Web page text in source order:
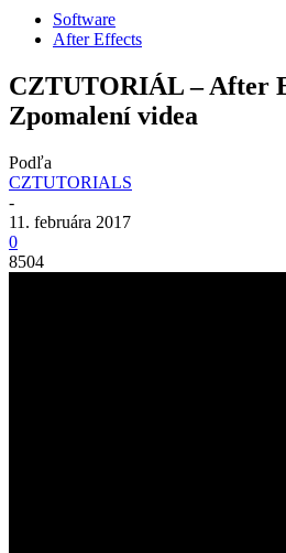
Software
After Effects
CZTUTORIÁL – After
Zpomalení videa
Podľa
CZTUTORIALS
-
11. februára 2017
0
8504